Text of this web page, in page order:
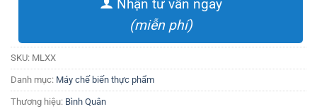
Nhận tư vấn ngay
(miễn phí)
SKU: MLXX
Danh mục: Máy chế biến thực phẩm
Thương hiệu: Bình Quân